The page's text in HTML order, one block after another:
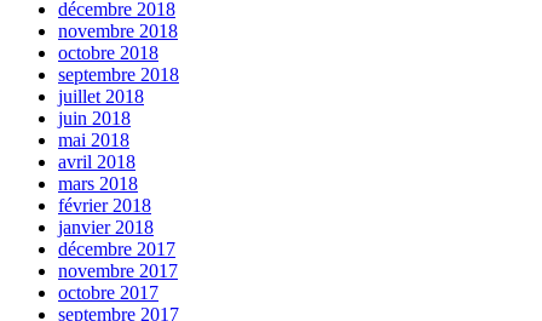
décembre 2018
novembre 2018
octobre 2018
septembre 2018
juillet 2018
juin 2018
mai 2018
avril 2018
mars 2018
février 2018
janvier 2018
décembre 2017
novembre 2017
octobre 2017
septembre 2017